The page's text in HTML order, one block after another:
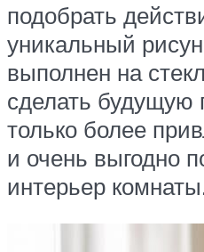
подобрать
уникальный
выполнен на
сделать будущую
только более
и очень выгодно
интерьер комнаты.